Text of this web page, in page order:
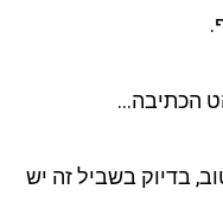
הכתיבה…
בדיוק בשביל זה יש